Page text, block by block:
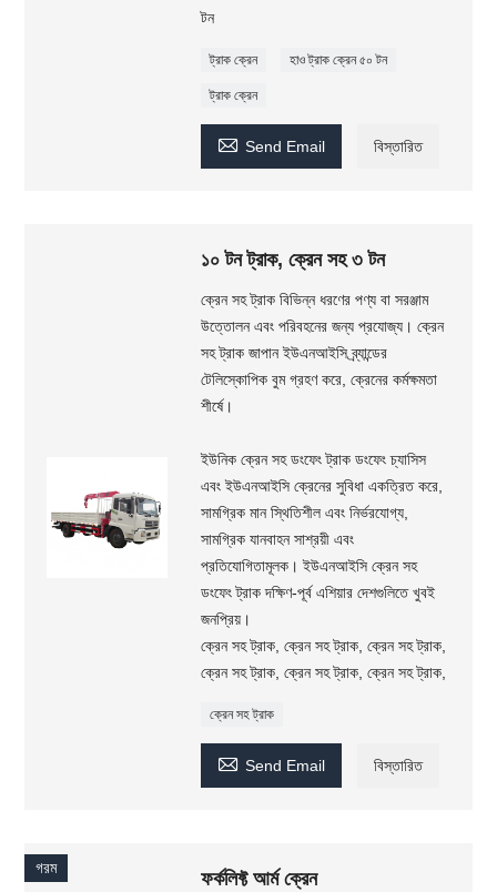
টন
ট্রাক ক্রেন হাও ট্রাক ক্রেন ৫০ টন
ট্রাক ক্রেন
 Send Email বিস্তারিত
১০ টন ট্রাক, ক্রেন সহ ৩ টন
ক্রেন সহ ট্রাক বিভিন্ন ধরণের পণ্য বা সরঞ্জাম
উত্তোলন এবং পরিবহনের জন্য প্রযোজ্য। ক্রেন
সহ ট্রাক জাপান ইউএনআইসি ব্র্যান্ডের
টেলিস্কোপিক বুম গ্রহণ করে, ক্রেনের কর্মক্ষমতা
শীর্ষে।
ইউনিক ক্রেন সহ ডংফেং ট্রাক ডংফেং চ্যাসিস
এবং ইউএনআইসি ক্রেনের সুবিধা একত্রিত করে,
সামগ্রিক মান স্থিতিশীল এবং নির্ভরযোগ্য,
সামগ্রিক যানবাহন সাশ্রয়ী এবং
প্রতিযোগিতামূলক। ইউএনআইসি ক্রেন সহ
ডংফেং ট্রাক দক্ষিণ-পূর্ব এশিয়ার দেশগুলিতে খুবই
জনপ্রিয়।
ক্রেন সহ ট্রাক, ক্রেন সহ ট্রাক, ক্রেন সহ ট্রাক,
ক্রেন সহ ট্রাক, ক্রেন সহ ট্রাক, ক্রেন সহ ট্রাক,
ক্রেন সহ ট্রাক
 Send Email বিস্তারিত
গরম ফর্কলিফ্ট আর্ম ক্রেন